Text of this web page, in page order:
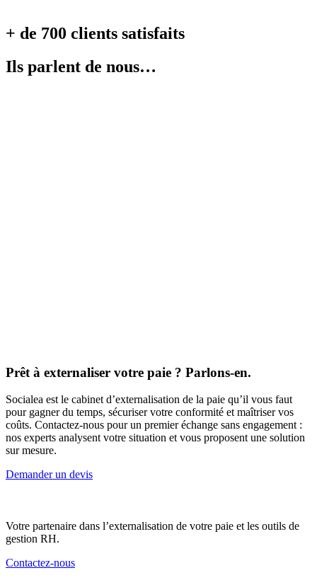
+ de 700 clients satisfaits
Ils parlent de nous…
Prêt à externaliser votre paie ? Parlons-en.
Socialea est le cabinet d’externalisation de la paie qu’il vous faut
pour gagner du temps, sécuriser votre conformité et maîtriser vos
coûts. Contactez-nous pour un premier échange sans engagement :
nos experts analysent votre situation et vous proposent une solution
sur mesure.
Demander un devis
Votre partenaire dans l’externalisation de votre paie et les outils de
gestion RH.
Contactez-nous